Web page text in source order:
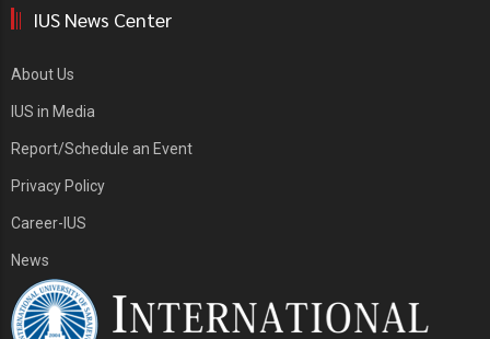
IUS News Center
About Us
IUS in Media
Report/Schedule an Event
Privacy Policy
Career-IUS
News